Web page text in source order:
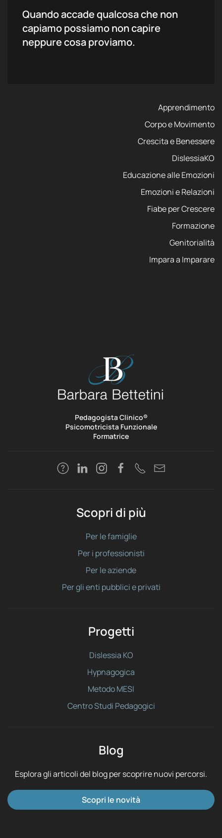
Quando accade qualcosa che non
capiamo possiamo non capire
neppure cosa proviamo.
Apprendimento
Corpo e Movimento
Crescita e Benessere
DislessiaKO
Educazione alle Emozioni
Emozioni e Relazioni
Fiabe per Crescere
Formazione
Genitorialità
Impara a Imparare
Pedagogista Clinico®
Psicomotricista Funzionale
Formatrice
Scopri di più
Per le famiglie
Per i professionisti
Per le aziende
Per gli enti pubblici e privati
Progetti
Dislessia KO
Hypnagogica
Metodo MESI
Centro Studi Pedagogici
Blog
Esplora gli articoli del blog per scoprire nuovi percorsi.
Scopri le novità